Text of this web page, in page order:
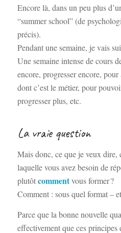
Encore là, dans un peu plus
“summer school” (de
précis).
Pendant une semaine, je vais
Une semaine intense de cours
encore, progresser encore,
dont c’est le métier, pour
progresser plus, etc.
La vraie question
Mais donc, ce que je veux dire,
laquelle vous avez besoin de
plutôtcommentvous former ?
Comment : sous quel format –
Parce que la bonne nouvelle
effectivement que ces principes